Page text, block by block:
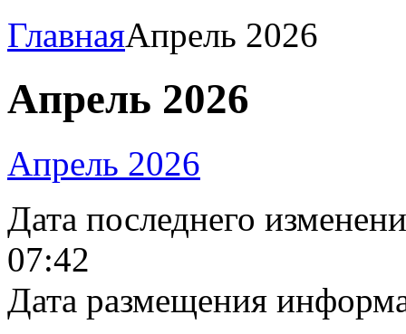
ГлавнаяАпрель 2026
Апрель 2026
Апрель 2026
Дата последнего
07:42
Дата размещения